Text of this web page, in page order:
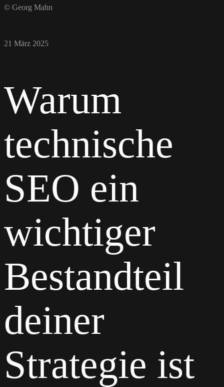
© Georg Mahn
21 März 2025
Warum
technische
SEO ein
wichtiger
Bestandteil
deiner
Strategie ist